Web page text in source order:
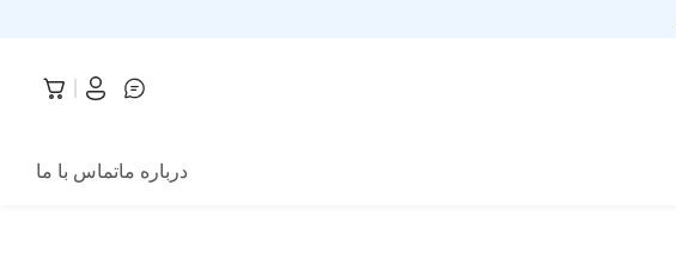
درباره ماتماس با ما